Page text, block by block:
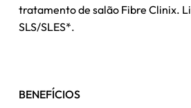
tratamento de salão Fibre Clinix.
SLS/SLES*.
BENEFÍCIOS